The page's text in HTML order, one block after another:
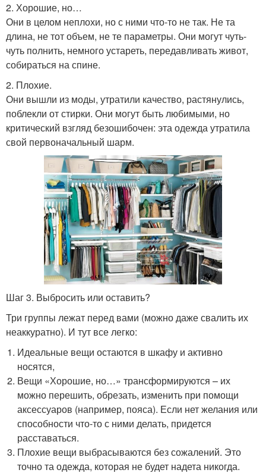
2. Хорошие, но…
Они в целом неплохи, но с ними что-то не так. Не та
длина, не тот объем, не те параметры. Они могут чуть-
чуть полнить, немного устареть, передавливать живот,
собираться на спине.
2. Плохие.
Они вышли из моды, утратили качество, растянулись,
поблекли от стирки. Они могут быть любимыми, но
критический взгляд безошибочен: эта одежда утратила
свой первоначальный шарм.
Шаг 3. Выбросить или оставить?
Три группы лежат перед вами (можно даже свалить их
неаккуратно). И тут все легко:
Идеальные вещи остаются в шкафу и активно
носятся,
Вещи «Хорошие, но…» трансформируются – их
можно перешить, обрезать, изменить при помощи
аксессуаров (например, пояса). Если нет желания или
способности что-то с ними делать, придется
расставаться.
Плохие вещи выбрасываются без сожалений. Это
точно та одежда, которая не будет надета никогда.